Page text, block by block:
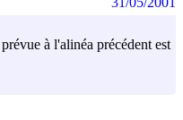
à l'alinéa précédent est